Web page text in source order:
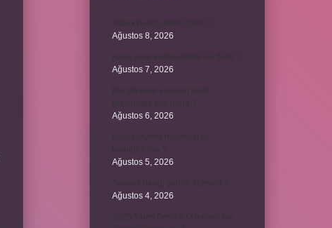
Ağustos 8, 2026
Ağustos 7, 2026
Ağustos 6, 2026
Ağustos 5, 2026
Ağustos 4, 2026